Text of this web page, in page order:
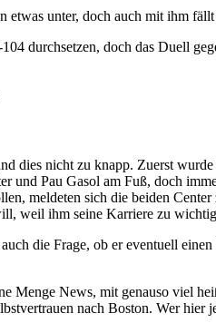
unter, doch auch mit ihm
durchsetzen, doch das Duell
dies nicht zu knapp. Zuerst
und Pau Gasol am Fuß, doch
meldeten sich die beiden
weil ihm seine Karriere zu
die Frage, ob er eventuell
Menge News, mit genauso viel
nach Boston. Wer